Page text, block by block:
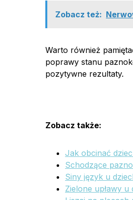
Zobacz też:
Warto również
poprawy stanu
pozytywne rezultaty.
Zobacz także:
Jak obcinać
Schodzące
Siny język u
Zielone upławy